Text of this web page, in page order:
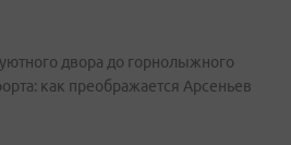
двора до горнолыжного
как преображается Арсеньев